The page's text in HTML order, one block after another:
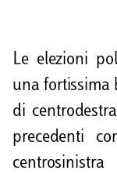
Le elezioni
una fortissima
di
precedenti